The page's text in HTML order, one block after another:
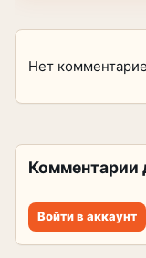
Нет
Комментарии
Войти в аккаунт